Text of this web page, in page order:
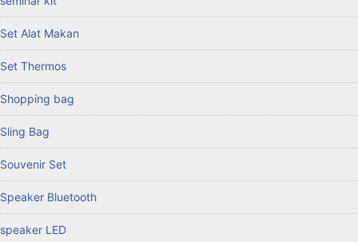
Set Alat Makan
Set Thermos
Shopping bag
Sling Bag
Souvenir Set
Speaker Bluetooth
speaker LED